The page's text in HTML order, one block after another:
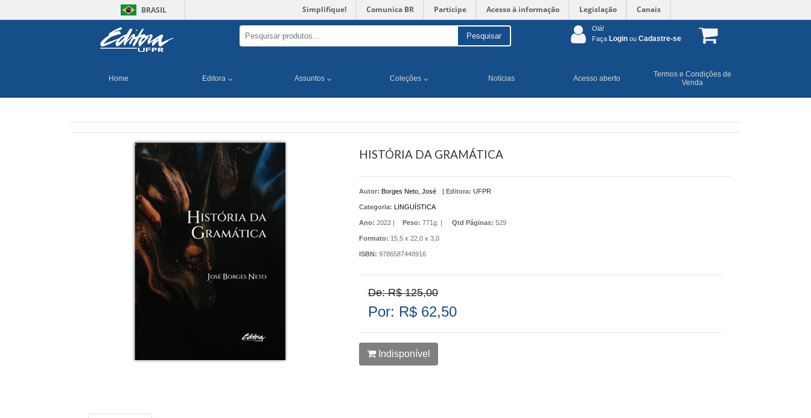
BRASIL Simplifique! Comunica BR Participe Acesso à informação Legislação Canais
Pesquisar
Olá!
Faça Login ou Cadastre-se
Home Editora Assuntos Coleções Notícias Acesso aberto
Termos e Condições de
Venda
HISTÓRIA DA GRAMÁTICA
Autor: Borges Neto, José | Editora: UFPR
Categoria: LINGUÍSTICA
Ano: 2022 | Peso: 771g. | Qtd Páginas: 529
Formato: 15,5 x 22,0 x 3,0
ISBN: 9786587448916
De: R$ 125,00
Por: R$ 62,50
Indisponível